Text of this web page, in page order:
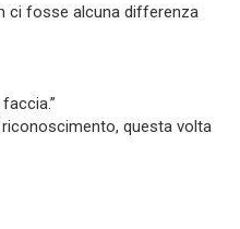
ci fosse alcuna differenza
riconoscimento, questa volta